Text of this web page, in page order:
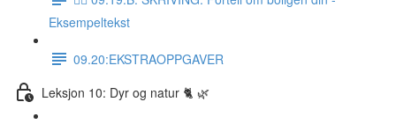
Eksempeltekst
09.20:EKSTRAOPPGAVER
Leksjon 10: Dyr og natur 🐈 🌿